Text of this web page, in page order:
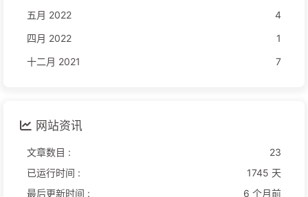
五月 2022
4
四月 2022
1
十二月 2021
7
网站资讯
文章数目 :
23
已运行时间 :
1745 天
最后更新时间 :
6 个月前